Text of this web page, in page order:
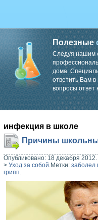
Полезные
Следуя нашим
дома.
ответить Вам
вопросы ответ
инфекция в школе
Причины
Опубликовано: 18 декабря 2012.
> Уход за собой.Метки: заболел
грипп.